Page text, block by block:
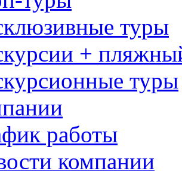
туры
+
туры
работы
компании